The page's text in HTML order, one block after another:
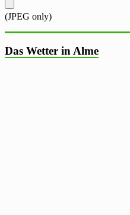
(JPEG only)
Das Wetter in Alme